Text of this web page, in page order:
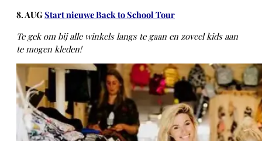
8. AUGStart nieuwe Back to School Tour
Te gek om bij alle winkels langs te gaan en zoveel kids aan
te mogen kleden!